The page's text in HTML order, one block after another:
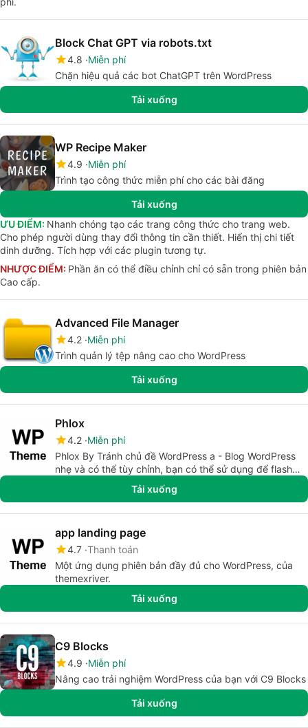
Block Chat GPT via robots.txt
4.8 Miễn phí
Chặn hiệu quả các bot ChatGPT trên WordPress
Tải xuống
WP Recipe Maker
4.9 Miễn phí
Trình tạo công thức miễn phí cho các bài đăng
Tải xuống
ƯU ĐIỂM: Nhanh chóng tạo các trang công thức cho trang web.
Cho phép người dùng thay đổi thông tin cần thiết. Hiển thị chi tiết
dinh dưỡng. Tích hợp với các plugin tương tự.
NHƯỢC ĐIỂM: Phần ăn có thể điều chỉnh chỉ có sẵn trong phiên bản
Cao cấp.
Advanced File Manager
4.2 Miễn phí
Trình quản lý tệp nâng cao cho WordPress
Tải xuống
Phlox
4.2 Miễn phí
Phlox By Tránh chủ đề WordPress a - Blog WordPress
nhẹ và có thể tùy chỉnh, bạn có thể sử dụng để flash
trang web của mình
Tải xuống
app landing page
4.7 Thanh toán
Một ứng dụng phiên bản đầy đủ cho WordPress, của
themexriver.
Tải xuống
C9 Blocks
4.9 Miễn phí
Nâng cao trải nghiệm WordPress của bạn với C9 Blocks
Tải xuống